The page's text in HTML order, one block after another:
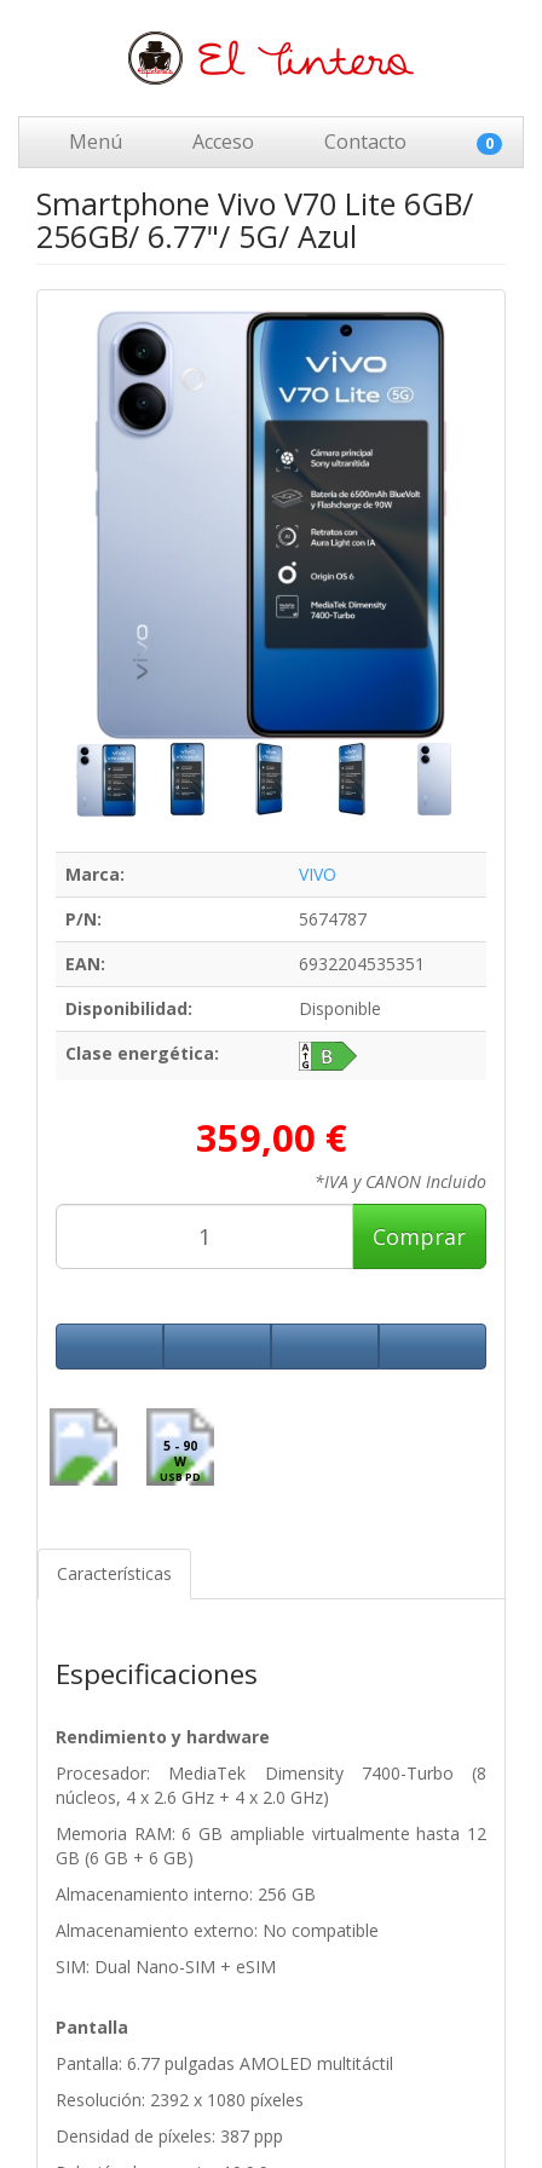
Menú Acceso Contacto 0
Smartphone Vivo V70 Lite 6GB/
256GB/ 6.77"/ 5G/ Azul
Marca:
VIVO
P/N:
5674787
EAN:
6932204535351
Disponibilidad:
Disponible
Clase energética:
359,00 €
*IVA y CANON Incluido
Comprar
5 - 90
W
USB PD
Características
Especificaciones
Rendimiento y hardware
Procesador: MediaTek Dimensity 7400-Turbo (8
núcleos, 4 x 2.6 GHz + 4 x 2.0 GHz)
Memoria RAM: 6 GB ampliable virtualmente hasta 12
GB (6 GB + 6 GB)
Almacenamiento interno: 256 GB
Almacenamiento externo: No compatible
SIM: Dual Nano-SIM + eSIM
Pantalla
Pantalla: 6.77 pulgadas AMOLED multitáctil
Resolución: 2392 x 1080 píxeles
Densidad de píxeles: 387 ppp